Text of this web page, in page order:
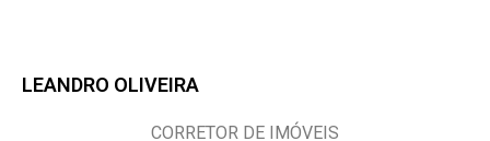
LEANDRO OLIVEIRA
CORRETOR DE IMÓVEIS